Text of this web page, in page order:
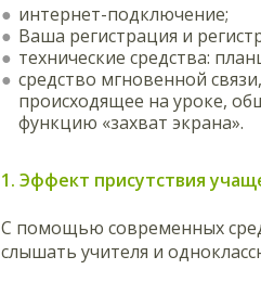
интернет-подключение;
Ваша регистрация и
технические средства:
средство мгновенной
происходящее на уроке,
функцию «захват экрана».
1. Эффект присутствия
С помощью современных
слышать учителя и